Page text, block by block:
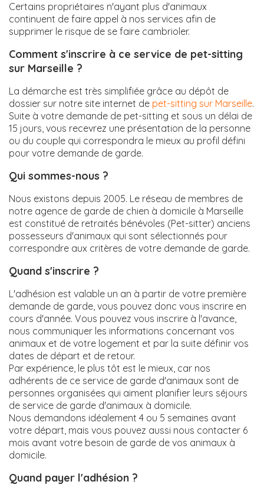
Certains propriétaires n'ayant plus d'animaux
continuent de faire appel à nos services afin de
supprimer le risque de se faire cambrioler.
Comment s'inscrire à ce service de pet-sitting
sur Marseille ?
La démarche est très simplifiée grâce au dépôt de
dossier sur notre site internet de pet-sitting sur Marseille.
Suite à votre demande de pet-sitting et sous un délai de
15 jours, vous recevrez une présentation de la personne
ou du couple qui correspondra le mieux au profil défini
pour votre demande de garde.
Qui sommes-nous ?
Nous existons depuis 2005. Le réseau de membres de
notre agence de garde de chien à domicile à Marseille
est constitué de retraités bénévoles (Pet-sitter) anciens
possesseurs d'animaux qui sont sélectionnés pour
correspondre aux critères de votre demande de garde.
Quand s'inscrire ?
L'adhésion est valable un an à partir de votre première
demande de garde, vous pouvez donc vous inscrire en
cours d'année. Vous pouvez vous inscrire à l'avance,
nous communiquer les informations concernant vos
animaux et de votre logement et par la suite définir vos
dates de départ et de retour.
Par expérience, le plus tôt est le mieux, car nos
adhérents de ce service de garde d'animaux sont de
personnes organisées qui aiment planifier leurs séjours
de service de garde d'animaux à domicile.
Nous demandons idéalement 4 ou 5 semaines avant
votre départ, mais vous pouvez aussi nous contacter 6
mois avant votre besoin de garde de vos animaux à
domicile.
Quand payer l'adhésion ?